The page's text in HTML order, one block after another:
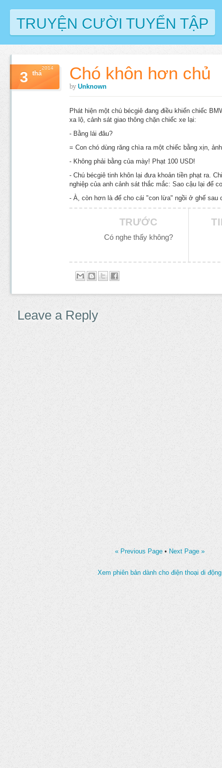
TRUYỆN CƯỜI TUYỂN TẬP
Chó khôn hơn chủ
by Unknown
3 thá
2014
Phát hiện một chú bécgiê đang điều khiển chiếc
xa lộ, cảnh sát giao thông chặn chiếc xe lại:
- Bằng lái đâu?
= Con chó dùng răng chìa ra một chiếc bằng xịn,
- Không phải bằng của mày! Phạt 100 USD!
- Chú bécgiê tinh khôn lại đưa khoản tiền phạt ra.
nghiệp của anh cảnh sát thắc mắc: Sao cậu lại để
- À, còn hơn là để cho cái "con lừa" ngồi ở ghế sau
TRƯỚC
Có nghe thấy không?
Leave a Reply
« Previous Page • Next Page »
Xem phiên bản dành cho điện thoại di động